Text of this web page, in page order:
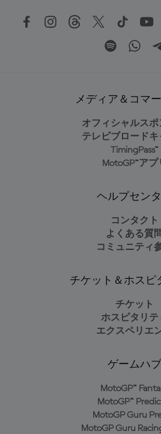
メディア＆コマ
オフィシャルスポ
テレビブロードキ
TimingPass™
MotoGP™アプ
ヘルプセン
コンタクト
よくある質
コミュニティ
チケット＆ホスピ
チケット
ホスピタリテ
エクスペリエ
ゲームハブ
MotoGP™
MotoGP™
MotoGP Guru
MotoGP Guru